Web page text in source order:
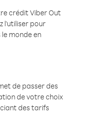
crédit Viber Out
l'utiliser pour
monde en
de passer des
de votre choix
des tarifs